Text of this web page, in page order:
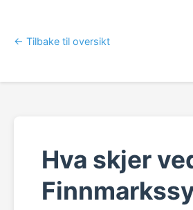
← Tilbake til oversikt
Hva skjer